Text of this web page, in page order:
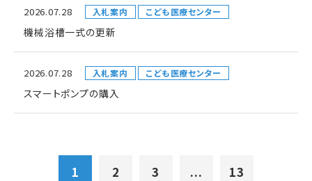
2026.07.28 入札案内 こども医療センター
機械浴槽一式の更新
2026.07.28 入札案内 こども医療センター
スマートポンプの購入
1 2 3 ... 13